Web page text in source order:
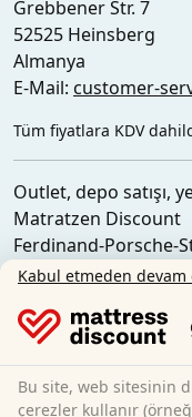
Grebbener Str. 7
52525 Heinsberg
Almanya
E-Mail: customer-
Tüm fiyatlara KDV
Outlet, depo satışı,
Matratzen Discount
Ferdinand-Porsche-
52525 Heinsberg
Kabul etmeden devam
Bu site, web sitesinin
çerezler kullanır